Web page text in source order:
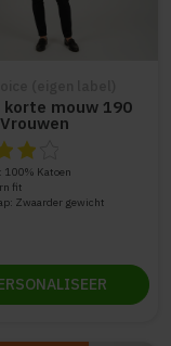
de 5
mouw 190
van dit
100% Katoen
fit
Zwaarder gewicht